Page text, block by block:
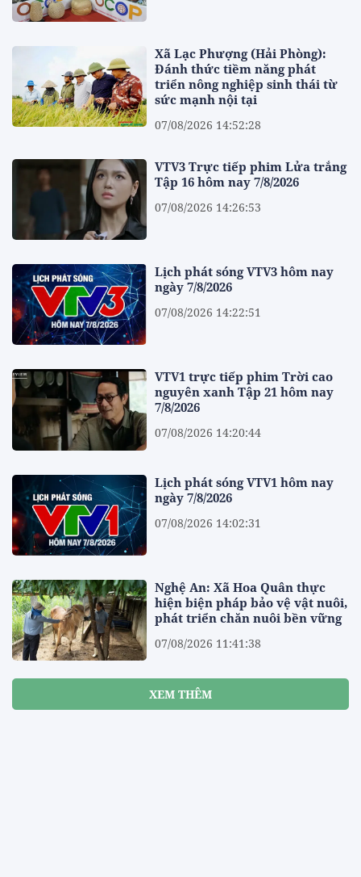
Xã Lạc Phượng (Hải Phòng):
Đánh thức tiềm năng phát
triển nông nghiệp sinh thái từ
sức mạnh nội tại
07/08/2026 14:52:28
VTV3 Trực tiếp phim Lửa trắng
Tập 16 hôm nay 7/8/2026
07/08/2026 14:26:53
Lịch phát sóng VTV3 hôm nay
ngày 7/8/2026
07/08/2026 14:22:51
VTV1 trực tiếp phim Trời cao
nguyên xanh Tập 21 hôm nay
7/8/2026
07/08/2026 14:20:44
Lịch phát sóng VTV1 hôm nay
ngày 7/8/2026
07/08/2026 14:02:31
Nghệ An: Xã Hoa Quân thực
hiện biện pháp bảo vệ vật nuôi,
phát triển chăn nuôi bền vững
07/08/2026 11:41:38
XEM THÊM